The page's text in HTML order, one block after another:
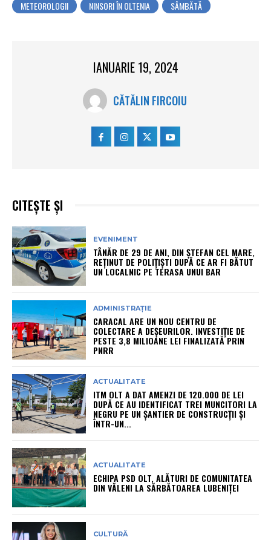
METEOROLOGII NINSORI ÎN OLTENIA SÂMBĂTĂ
IANUARIE 19, 2024
CĂTĂLIN FIRCOIU
CITEȘTE ȘI
EVENIMENT
TÂNĂR DE 29 DE ANI, DIN ȘTEFAN CEL MARE,
REȚINUT DE POLIȚIȘTI DUPĂ CE AR FI BĂTUT
UN LOCALNIC PE TERASA UNUI BAR
ADMINISTRAȚIE
CARACAL ARE UN NOU CENTRU DE
COLECTARE A DEȘEURILOR. INVESTIȚIE DE
PESTE 3,8 MILIOANE LEI FINALIZATĂ PRIN
PNRR
ACTUALITATE
ITM OLT A DAT AMENZI DE 120.000 DE LEI
DUPĂ CE AU IDENTIFICAT TREI MUNCITORI LA
NEGRU PE UN ȘANTIER DE CONSTRUCȚII ȘI
ÎNTR-UN...
ACTUALITATE
ECHIPA PSD OLT, ALĂTURI DE COMUNITATEA
DIN VĂLENI LA SĂRBĂTOAREA LUBENIȚEI
CULTURĂ